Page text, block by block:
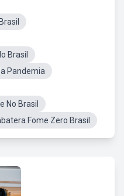
Brasil
Pandemia
No Brasil
Fome Zero Brasil